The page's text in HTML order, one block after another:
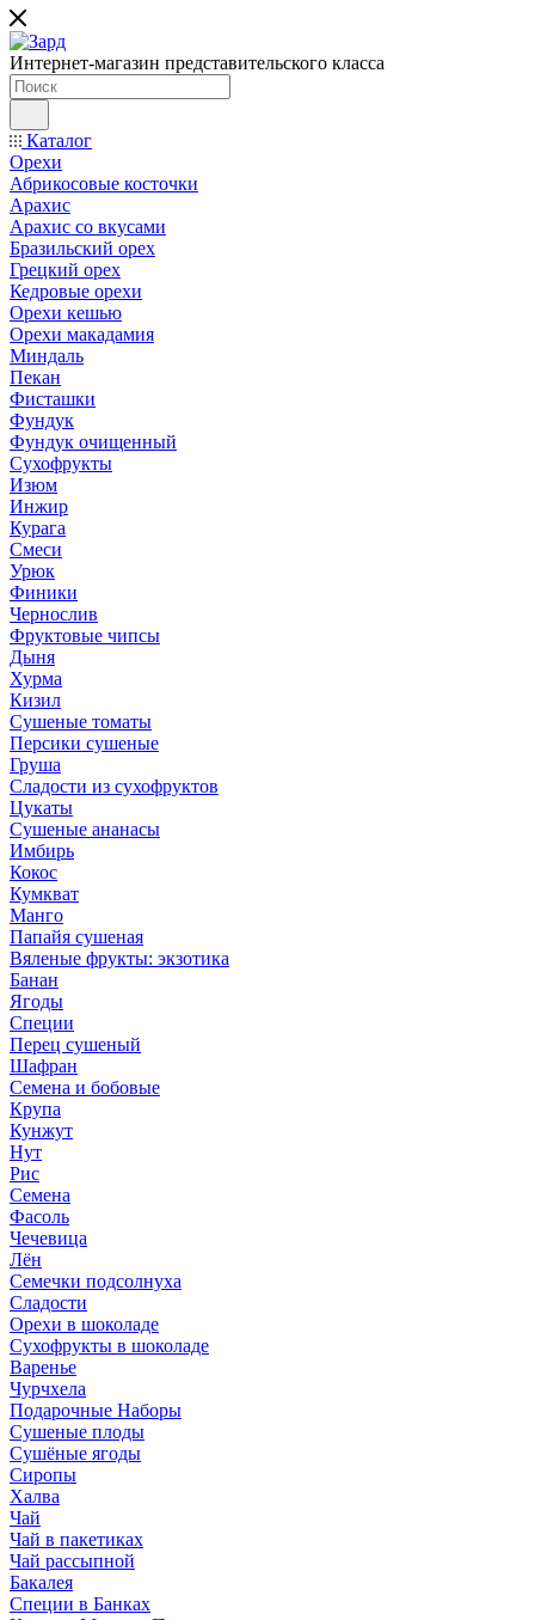
Интернет-магазин представительского класса
Каталог
Орехи
Абрикосовые косточки
Арахис
Арахис со вкусами
Бразильский орех
Грецкий орех
Кедровые орехи
Орехи кешью
Орехи макадамия
Миндаль
Пекан
Фисташки
Фундук
Фундук очищенный
Сухофрукты
Изюм
Инжир
Курага
Смеси
Урюк
Финики
Чернослив
Фруктовые чипсы
Дыня
Хурма
Кизил
Сушеные томаты
Персики сушеные
Груша
Сладости из сухофруктов
Цукаты
Cушеные ананасы
Имбирь
Кокос
Кумкват
Манго
Папайя сушеная
Вяленые фрукты: экзотика
Банан
Ягоды
Специи
Перец сушеный
Шафран
Семена и бобовые
Крупа
Кунжут
Нут
Рис
Семена
Фасоль
Чечевица
Лён
Семечки подсолнуха
Сладости
Орехи в шоколаде
Сухофрукты в шоколаде
Варенье
Чурчхела
Подарочные Наборы
Cушеные плоды
Сушёные ягоды
Сиропы
Халва
Чай
Чай в пакетиках
Чай рассыпной
Бакалея
Специи в Банках